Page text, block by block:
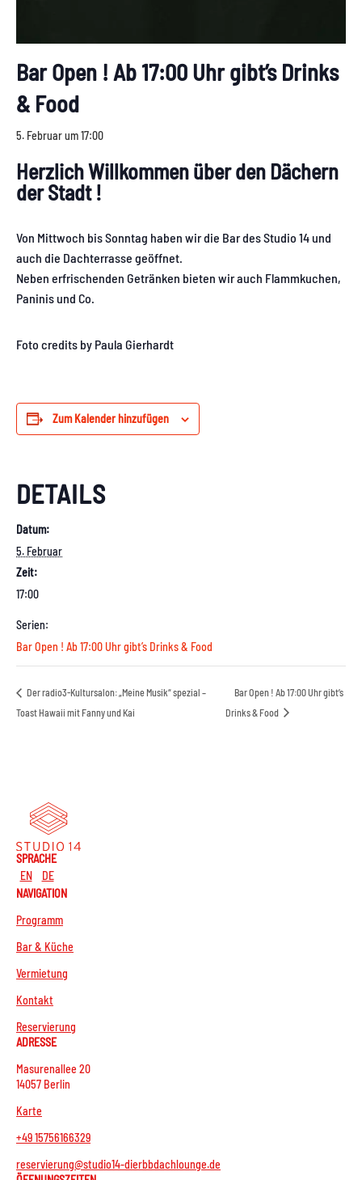
Bar Open ! Ab 17:00 Uhr gibt’s Drinks
& Food
5. Februar um 17:00
Herzlich Willkommen über den Dächern
der Stadt !
Von Mittwoch bis Sonntag haben wir die Bar des Studio 14 und
auch die Dachterrasse geöffnet.
Neben erfrischenden Getränken bieten wir auch Flammkuchen,
Paninis und Co.
Foto credits by Paula Gierhardt
Zum Kalender hinzufügen
DETAILS
Datum:
5. Februar
Zeit:
17:00
Serien:
Bar Open ! Ab 17:00 Uhr gibt’s Drinks & Food
Der radio3-Kultursalon: „Meine Musik“ spezial –
Toast Hawaii mit Fanny und Kai
Bar Open ! Ab 17:00 Uhr gibt’s
Drinks & Food
SPRACHE
EN
DE
NAVIGATION
Programm
Bar & Küche
Vermietung
Kontakt
Reservierung
ADRESSE
Masurenallee 20
14057 Berlin
Karte
+49 15756166329
reservierung@studio14-dierbbdachlounge.de